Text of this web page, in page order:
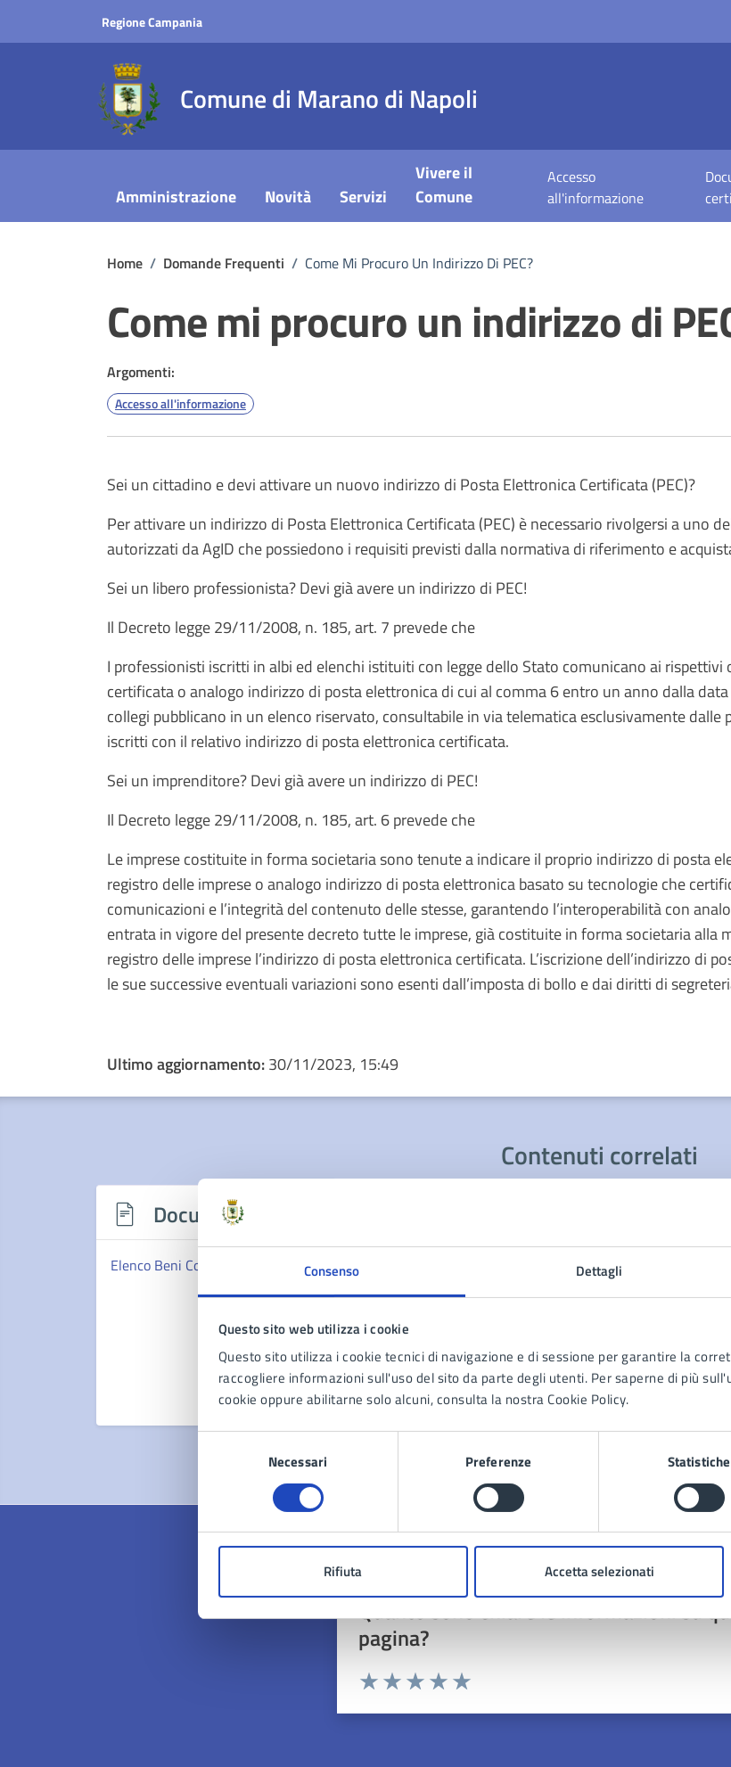
Consenso Dettagli
Questo sito web utilizza i cookie
Questo sito utilizza i cookie tecnici di navigazione e di sessione per garantire la
raccogliere informazioni sull'uso del sito da parte degli utenti. Per saperne di più
cookie oppure abilitarne solo alcuni, consulta la nostra Cookie Policy.
Necessari Preferenze Statistiche
Rifiuta Accetta selezionati
Regione Campania
Comune di Marano di Napoli
Amministrazione Novità Servizi
Vivere il
Comune
Accesso
all'informazione
Home / Domande Frequenti / Come Mi Procuro Un Indirizzo Di PEC?
Come mi procuro un indirizzo di
Argomenti:
Accesso all'informazione
Sei un cittadino e devi attivare un nuovo indirizzo di Posta Elettronica Certificata (PEC)?
Per attivare un indirizzo di Posta Elettronica Certificata (PEC) è necessario rivolgersi a uno
autorizzati da AgID che possiedono i requisiti previsti dalla normativa di riferimento e
Sei un libero professionista? Devi già avere un indirizzo di PEC!
Il Decreto legge 29/11/2008, n. 185, art. 7 prevede che
I professionisti iscritti in albi ed elenchi istituiti con legge dello Stato comunicano ai
certificata o analogo indirizzo di posta elettronica di cui al comma 6 entro un anno dalla
collegi pubblicano in un elenco riservato, consultabile in via telematica esclusivamente
iscritti con il relativo indirizzo di posta elettronica certificata.
Sei un imprenditore? Devi già avere un indirizzo di PEC!
Il Decreto legge 29/11/2008, n. 185, art. 6 prevede che
Le imprese costituite in forma societaria sono tenute a indicare il proprio indirizzo di posta
registro delle imprese o analogo indirizzo di posta elettronica basato su tecnologie che
comunicazioni e l’integrità del contenuto delle stesse, garantendo l’interoperabilità con
entrata in vigore del presente decreto tutte le imprese, già costituite in forma societaria alla
registro delle imprese l’indirizzo di posta elettronica certificata. L’iscrizione dell’indirizzo di
le sue successive eventuali variazioni sono esenti dall’imposta di bollo e dai diritti di
Ultimo aggiornamento:30/11/2023, 15:49
Contenuti correlati
Documenti
Elenco Beni Confiscati
Quanto sono chiare le informazioni su
pagina?